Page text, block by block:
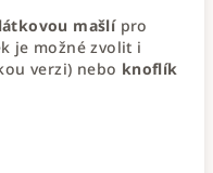
látkovou mašlípro
je možné zvolit i
verzi) nebo knoflík